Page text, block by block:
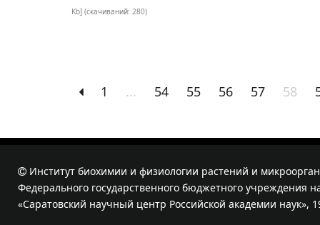
Kb] (cкачиваний: 280)
1 ... 54 55 56 57 58
Институт биохимии и физиологии растений и
Федерального государственного бюджетного учреждения
«Саратовский научный центр Российской академии наук»,